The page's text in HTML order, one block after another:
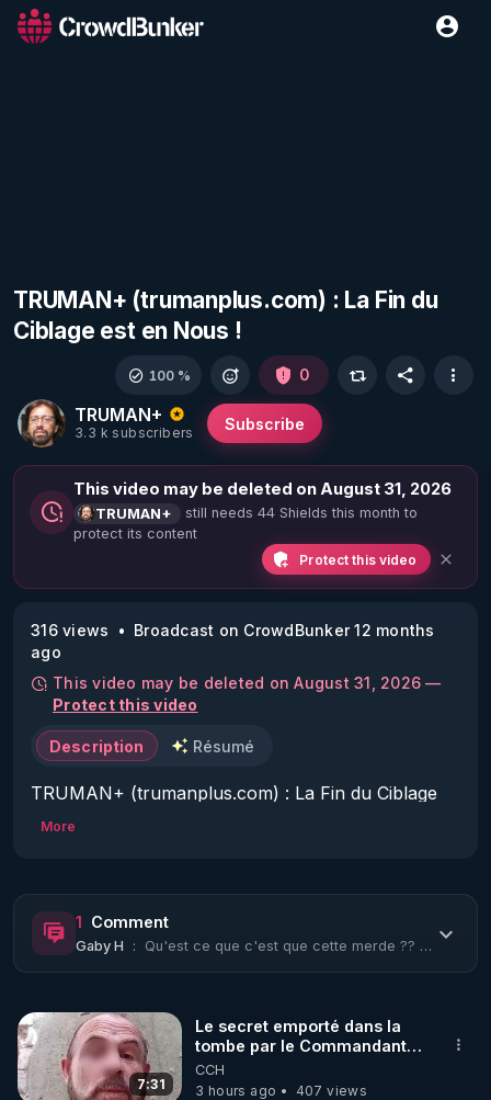
TRUMAN+ (trumanplus.com) : La Fin du
Ciblage est en Nous !
TRUMAN+
3.3 k subscribers
Subscribe
100 % 0
This video may be deleted on August 31, 2026
TRUMAN+
still needs 44 Shields this month to
protect its content
Protect this video
316 views
Broadcast on CrowdBunker 12 months
ago
This video may be deleted on August 31, 2026 —
Protect this video
Description Résumé
TRUMAN+ (trumanplus.com) : La Fin du Ciblage
est en Nous !
CLIQUANT SUR ^ EN BAS A DROITE OU EST
ECRIT "P 50%" !!!
MERCI DE ME SOUTENIR EN CLIQUANT EN BAS
https://crowdbunker.com/@bestofcomputer
More
1 Comment
Gaby H : Qu'est ce que c'est que cette merde ?? Comment voulez-vous que la France avance ...
7:31
Le secret emporté dans la
tombe par le Commandant
Cousteau le 25 juin 1997
CCH
3 hours ago
407 views